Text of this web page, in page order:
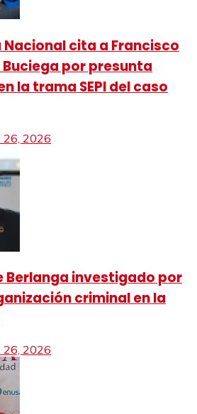
Nacional cita a Francisco
Buciega por presunta
la trama SEPI del caso
26, 2026
Berlanga investigado por
criminal en la
26, 2026